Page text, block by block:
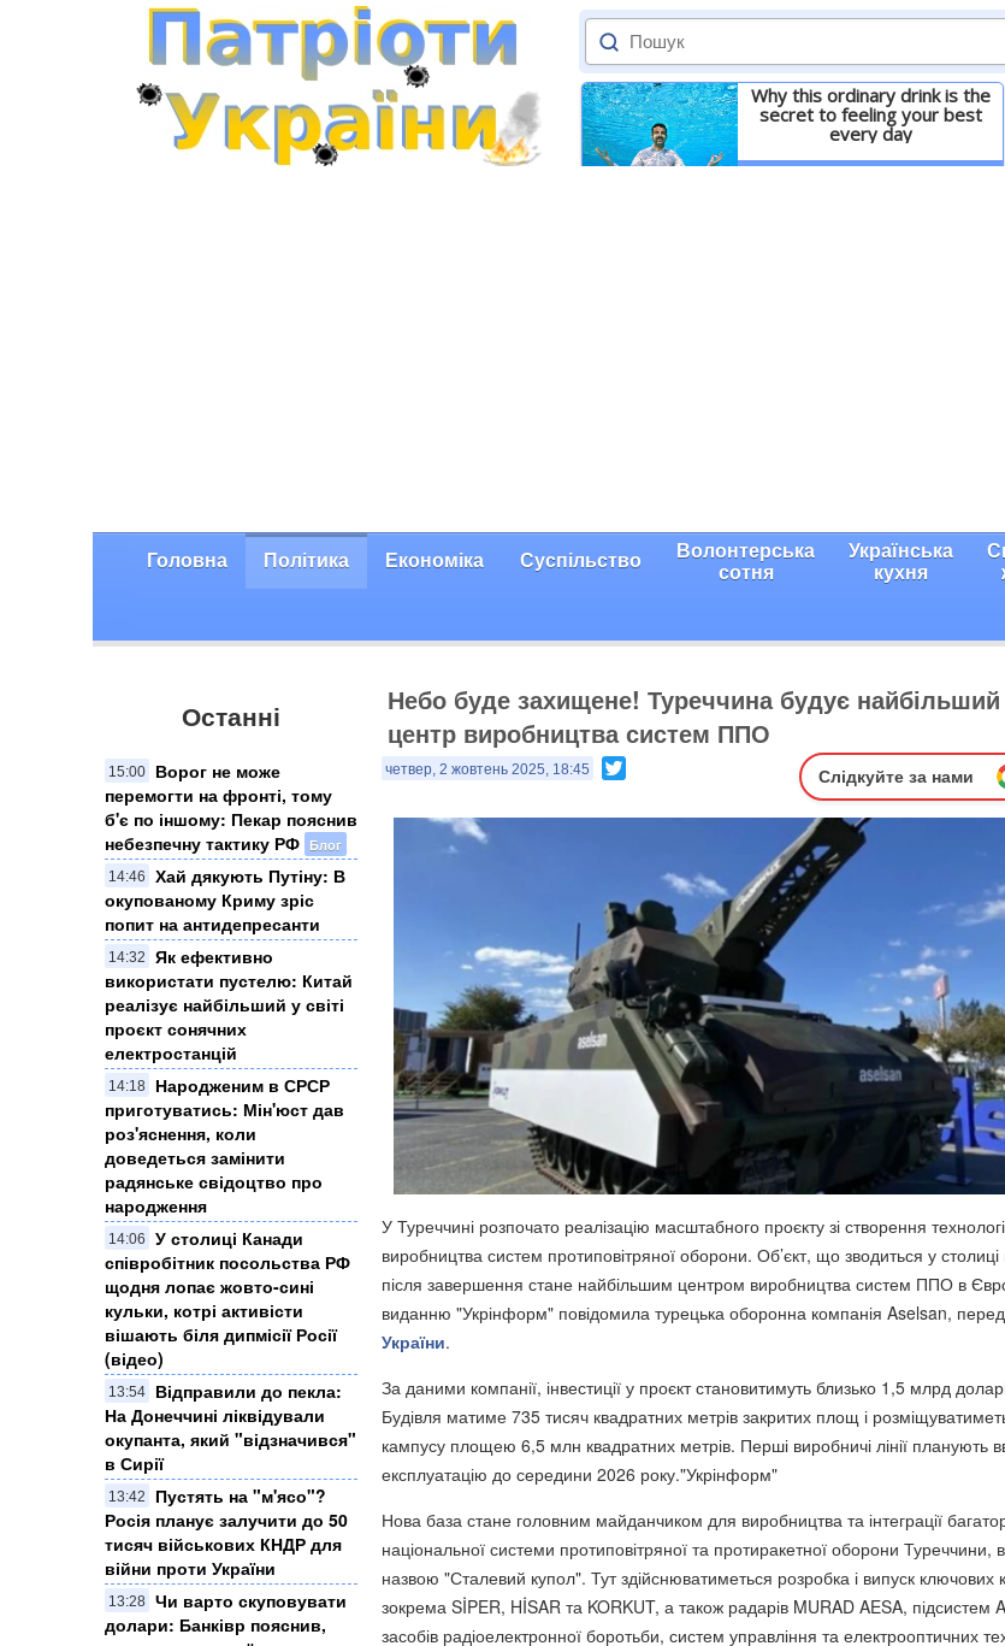
Why this ordinary drink is the
secret to feeling your best
every day
Головна Політика Економіка Суспільство Волонтерська
сотня
Українська
кухня
Останні
15:00
Ворог не може
перемогти на фронті, тому
б'є по іншому: Пекар пояснив
небезпечну тактику РФ Блог
14:46
Хай дякують Путіну: В
окупованому Криму зріс
попит на антидепресанти
14:32
Як ефективно
використати пустелю: Китай
реалізує найбільший у світі
проєкт сонячних
електростанцій
14:18
Народженим в СРСР
приготуватись: Мін'юст дав
роз'яснення, коли
доведеться замінити
радянське свідоцтво про
народження
14:06
У столиці Канади
співробітник посольства РФ
щодня лопає жовто-сині
кульки, котрі активісти
вішають біля дипмісії Росії
(відео)
13:54
Відправили до пекла:
На Донеччині ліквідували
окупанта, який "відзначився"
в Сирії
13:42
Пустять на "м'ясо"?
Росія планує залучити до 50
тисяч військових КНДР для
війни проти України
13:28 Чи варто скуповувати
долари: Банківр пояснив,
Небо буде захищене! Туреччина будує найбільший
центр виробництва систем ППО
четвер, 2 жовтень 2025, 18:45 Слідкуйте за нами
У Туреччині розпочато реалізацію масштабного проєкту зі створення
виробництва систем протиповітряної оборони. Об’єкт, що зводиться у столиці
після завершення стане найбільшим центром виробництва систем ППО в
виданню "Укрінформ" повідомила турецька оборонна компанія Aselsan,
України.
За даними компанії, інвестиції у проєкт становитимуть близько 1,5 млрд
Будівля матиме 735 тисяч квадратних метрів закритих площ і
кампусу площею 6,5 млн квадратних метрів. Перші виробничі лінії планують
експлуатацію до середини 2026 року."Укрінформ"
Нова база стане головним майданчиком для виробництва та інтеграції
національної системи протиповітряної та протиракетної оборони Туреччини,
назвою "Сталевий купол". Тут здійснюватиметься розробка і випуск ключових
зокрема SİPER, HİSAR та KORKUT, а також радарів MURAD AESA, підсистем
засобів радіоелектронної боротьби, систем управління та електрооптичних